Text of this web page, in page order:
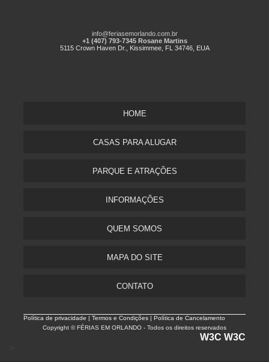
info@feriasemorlando.com.br
+1 (407) 793-7345 Rosane Martins
5115 Crown Haven Dr., Kissimmee, FL 34746, EUA
HOME
CASAS PARA ALUGAR
PARQUE E ATRAÇÕES
INFORMAÇÕES
QUEM SOMOS
MAPA DO SITE
CONTATO
Política de privacidade |Termos e Condições | Política de Cancelamento
Copyright © FÉRIAS EM ORLANDO - Todos os direitos reservados
W3C W3C